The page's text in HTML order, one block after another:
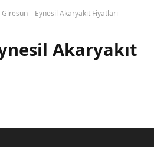
Giresun – Eynesil Akaryakıt Fiyatları
Akaryakıt